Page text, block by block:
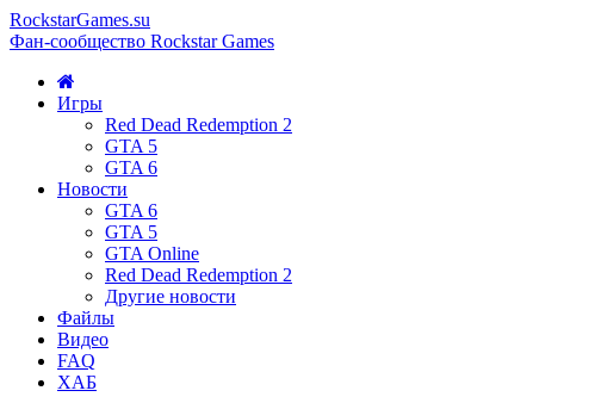
RockstarGames.su
Фан-сообщество Rockstar Games
Игры
Red Dead Redemption 2
GTA 5
GTA 6
Новости
GTA 6
GTA 5
GTA Online
Red Dead Redemption 2
Другие новости
Файлы
Видео
FAQ
ХАБ